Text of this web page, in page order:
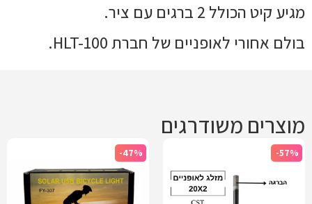
מגיע קיט הכולל 2 ברגים עם ציר.
בולם אחורי לאופניים של חברת HLT-100.
מוצרים משודרגים
-57%
-47%